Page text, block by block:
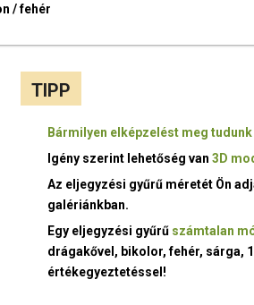
/ fehér
TIPP
Bármilyen elképzelést meg
Igény szerint lehetőség van3D
Az eljegyzési gyűrű méretét Ön
galériánkban.
Egy eljegyzési gyűrű számtalan
drágakővel, bikolor, fehér, sárga,
értékegyeztetéssel!